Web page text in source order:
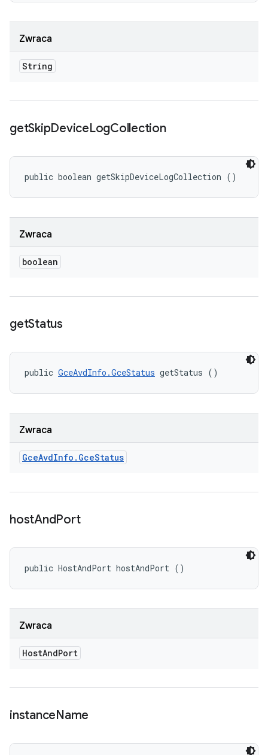
Zwraca
String
getSkipDeviceLogCollection
public boolean getSkipDeviceLogCollection ()
Zwraca
boolean
getStatus
public GceAvdInfo.GceStatus getStatus ()
Zwraca
GceAvdInfo . GceStatus
hostAndPort
public HostAndPort hostAndPort ()
Zwraca
HostAndPort
instanceName